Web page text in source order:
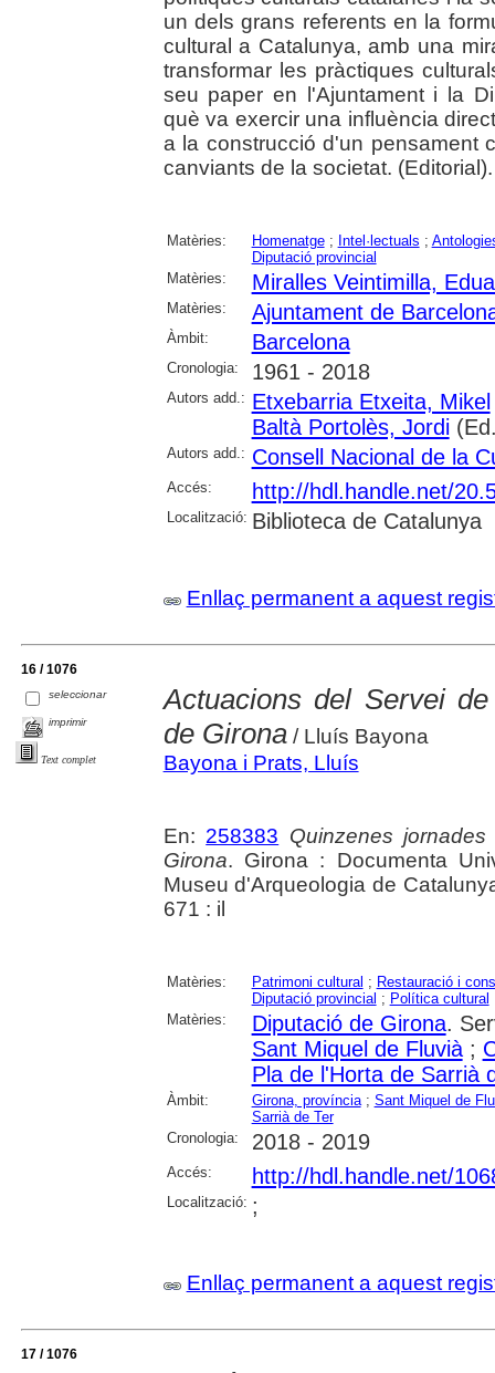
un dels grans referents en la
cultural a Catalunya, amb una
transformar les pràctiques
seu paper en l'Ajuntament i la
què va exercir una influència
a la construcció d'un pensament
canviants de la societat. (Editorial).
Matèries: Homenatge; Intel·lectuals ;
Diputació provincial
Matèries:
Miralles Veintimilla,
Matèries: Ajuntament de
Àmbit: Barcelona
Cronologia: 1961 - 2018
Autors add.: Etxebarria Etxeita, Mikel
Baltà Portolès, Jordi
Autors add.: Consell Nacional de la
Accés: http://hdl.handle.net/
Localització: Biblioteca de Catalunya
Enllaç permanent a aquest
16 / 1076
seleccionar
imprimir
Text complet
Actuacions del Servei
de Girona/ Lluís Bayona
Bayona i Prats, Lluís
En: 258383 Quinzenes
Girona. Girona : Documenta
Museu d'Arqueologia de
671 : il
Matèries: Patrimoni cultural ; Restauració i
Diputació provincial ; Política cultural
Matèries:
Diputació de Girona.
Sant Miquel de Fluvià;
Pla de l'Horta de Sarrià
Àmbit: Girona, província; Sant Miquel de
Sarrià de Ter
Cronologia:
2018 - 2019
Accés: http://hdl.handle.net/
Localització: ;
Enllaç permanent a aquest
17 / 1076